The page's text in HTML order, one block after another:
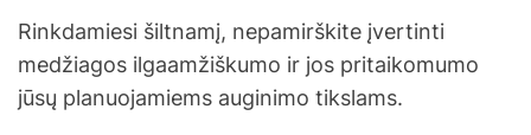
Rinkdamiesi šiltnamį, nepamirškite įvertinti
medžiagos ilgaamžiškumo ir jos pritaikomumo
jūsų planuojamiems auginimo tikslams.